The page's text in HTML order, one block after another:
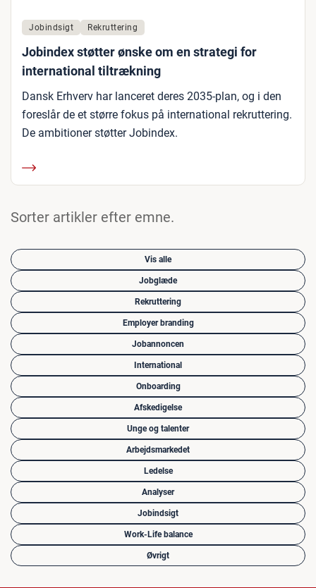
Jobindsigt Rekruttering
Jobindex støtter ønske om en strategi for
international tiltrækning
Dansk Erhverv har lanceret deres 2035-plan, og i den
foreslår de et større fokus på international rekruttering.
De ambitioner støtter Jobindex.
Sorter artikler efter emne.
Vis alle
Jobglæde
Rekruttering
Employer branding
Jobannoncen
International
Onboarding
Afskedigelse
Unge og talenter
Arbejdsmarkedet
Ledelse
Analyser
Jobindsigt
Work-Life balance
Øvrigt